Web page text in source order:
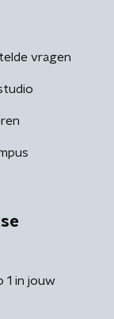
vragen
1 in jouw